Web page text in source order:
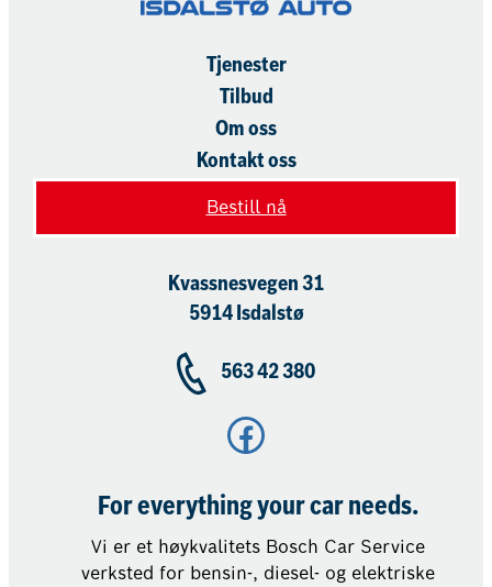
Tjenester
Tilbud
Om oss
Kontakt oss
Bestill nå
Kvassnesvegen 31
5914 Isdalstø
563 42 380
Facebook
For everything your car needs.
Vi er et høykvalitets Bosch Car Service
verksted for bensin-, diesel- og elektriske